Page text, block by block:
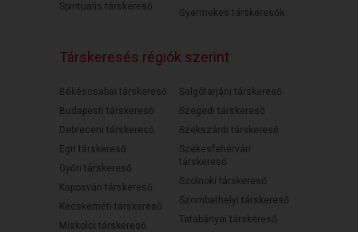
Spirituális társkereső
Gyermekes társkeresők
Társkeresés régiók szerint
Békéscsabai társkereső
Budapesti társkereső
Debreceni társkereső
Egri társkereső
Győri társkereső
Kaposvári társkereső
Kecskeméti társkereső
Miskolci társkereső
Salgótarjáni társkereső
Szegedi társkereső
Szekszárdi társkereső
Székesfehérvári
társkereső
Szolnoki társkereső
Szombathelyi társkereső
Tatabányai társkereső